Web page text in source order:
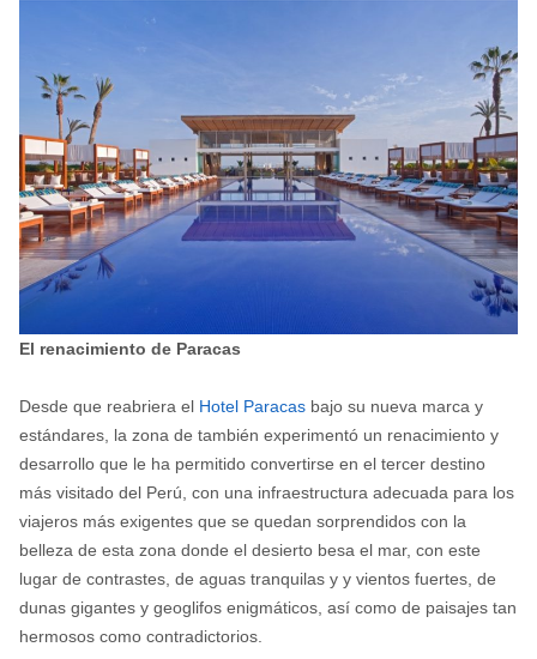
El renacimiento de Paracas
Desde que reabriera el Hotel Paracasbajo su nueva marca y
estándares, la zona de también experimentó un renacimiento y
desarrollo que le ha permitido convertirse en el tercer destino
más visitado del Perú, con una infraestructura adecuada para los
viajeros más exigentes que se quedan sorprendidos con la
belleza de esta zona donde el desierto besa el mar, con este
lugar de contrastes, de aguas tranquilas y y vientos fuertes, de
dunas gigantes y geoglifos enigmáticos, así como de paisajes tan
hermosos como contradictorios.